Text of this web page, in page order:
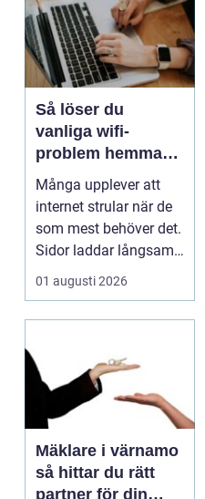
Så löser du
vanliga wifi-
problem hemma
och på jobbet
Många upplever att
internet strular när de
som mest behöver det.
Sidor laddar långsamt,
videos hacka...
01 augusti 2026
Mäklare i värnamo
så hittar du rätt
partner för din